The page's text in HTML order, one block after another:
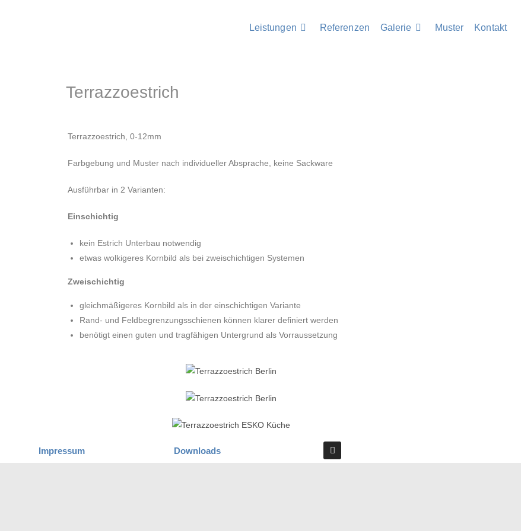
Leistungen Referenzen Galerie Muster Kontakt
Terrazzoestrich
Terrazzoestrich, 0-12mm
Farbgebung und Muster nach individueller Absprache, keine Sackware
Ausführbar in 2 Varianten:
Einschichtig
kein Estrich Unterbau notwendig
etwas wolkigeres Kornbild als bei zweischichtigen Systemen
Zweischichtig
gleichmäßigeres Kornbild als in der einschichtigen Variante
Rand- und Feldbegrenzungsschienen können klarer definiert werden
benötigt einen guten und tragfähigen Untergrund als Vorraussetzung
Impressum Downloads